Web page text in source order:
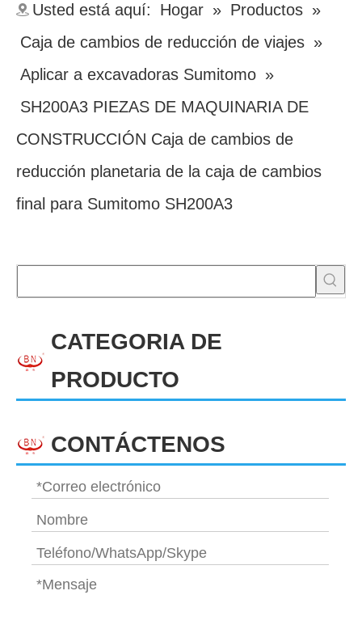
Usted está aquí: Hogar » Productos »
Caja de cambios de reducción de viajes »
Aplicar a excavadoras Sumitomo »
SH200A3 PIEZAS DE MAQUINARIA DE
CONSTRUCCIÓN Caja de cambios de
reducción planetaria de la caja de cambios
final para Sumitomo SH200A3
CATEGORIA DE
PRODUCTO
CONTÁCTENOS